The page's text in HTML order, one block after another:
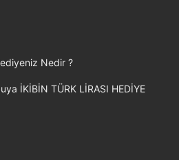
Nedir ?
İKİBİN TÜRK LİRASI HEDİYE